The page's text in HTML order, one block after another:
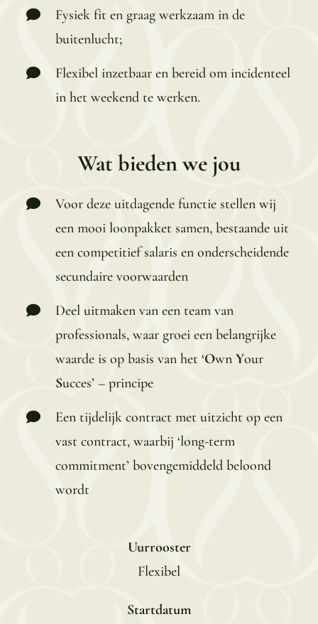
Fysiek fit en graag werkzaam in de
buitenlucht;
Flexibel inzetbaar en bereid om incidenteel
in het weekend te werken.
Wat bieden we jou
Voor deze uitdagende functie stellen wij
een mooi loonpakket samen, bestaande uit
een competitief salaris en onderscheidende
secundaire voorwaarden
Deel uitmaken van een team van
professionals, waar groei een belangrijke
waarde is op basis van het ‘Own Your
Succes’ – principe
Een tijdelijk contract met uitzicht op een
vast contract, waarbij ‘long-term
commitment’ bovengemiddeld beloond
wordt
Uurrooster
Flexibel
Startdatum